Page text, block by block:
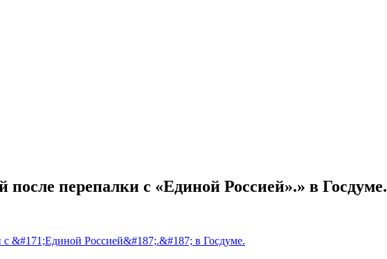
перепалки с «Единой Россией».» в Госдуме.
&#171;Единой Россией&#187;.&#187; в Госдуме.